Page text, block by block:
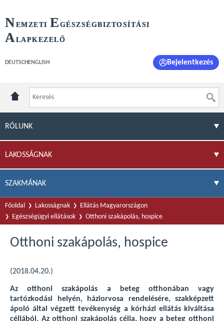
NEMZETI E GÉSZSÉGBIZTOSÍTÁSI
ALAPKEZELŐ
DEUTSCH ENGLISH Bejelentkezés
RÓLUNK
LAKOSSÁGNAK
SZAKMÁNAK
Főoldal Lakosságnak
Ellátás Magyarországon
Egészségügyi ellátások
Otthoni szakápolás, hospice
Otthoni szakápolás, hospice
(2018.04.20.)
Az otthoni szakápolás a beteg otthonában vagy
tartózkodási helyén, háziorvosa rendelésére, szakképzett
ápoló által végzett tevékenység a kórházi ellátás kiváltása
céljából. Az otthoni szakápolás célja, hogy a beteg otthoni